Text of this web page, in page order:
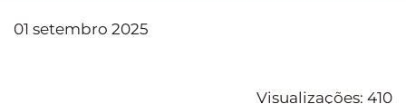
01 setembro 2025
Visualizações: 410